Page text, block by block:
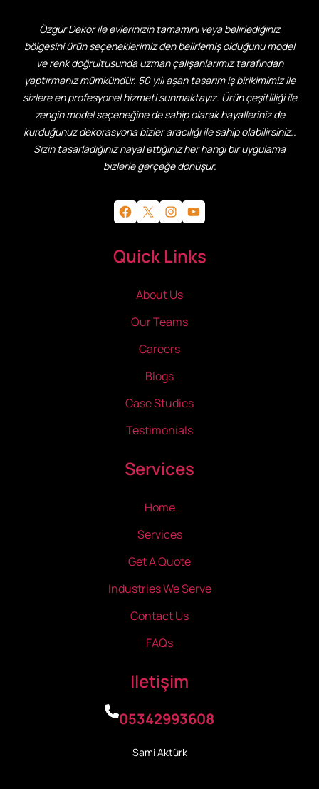
Özgür Dekor ile evlerinizin tamamını veya belirlediğiniz
bölgesini ürün seçeneklerimiz den belirlemiş olduğunu model
ve renk doğrultusunda uzman çalışanlarımız tarafından
yaptırmanız mümkündür. 50 yılı aşan tasarım iş birikimimiz ile
sizlere en profesyonel hizmeti sunmaktayız. Ürün çeşitliliği ile
zengin model seçeneğine de sahip olarak hayalleriniz de
kurduğunuz dekorasyona bizler aracılığı ile sahip olabilirsiniz..
Sizin tasarladığınız hayal ettiğiniz her hangi bir uygulama
bizlerle gerçeğe dönüşür.
Facebook X Instagram YouTube
Quick Links
About Us
Our Teams
Careers
Blogs
Case Studies
Testimonials
Services
Home
Services
Get A Quote
Industries We Serve
Contact Us
FAQs
Iletişim
05342993608
Sami Aktürk